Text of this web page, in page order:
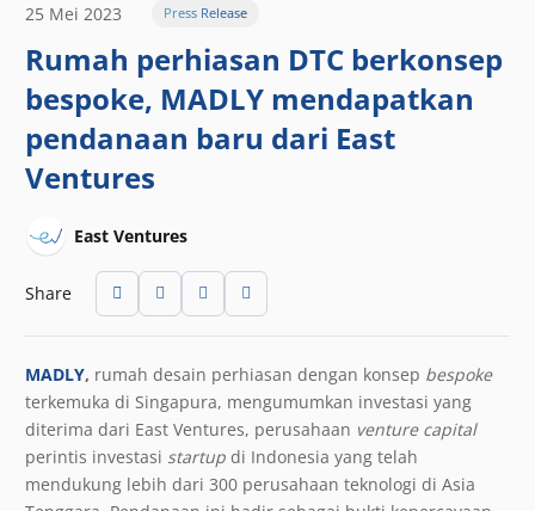
25 Mei 2023 Press Release
Rumah perhiasan DTC berkonsep
bespoke, MADLY mendapatkan
pendanaan baru dari East
Ventures
East Ventures
Share
MADLY, rumah desain perhiasan dengan konsep bespoke
terkemuka di Singapura, mengumumkan investasi yang
diterima dari East Ventures, perusahaan venture capital
perintis investasi startup di Indonesia yang telah
mendukung lebih dari 300 perusahaan teknologi di Asia